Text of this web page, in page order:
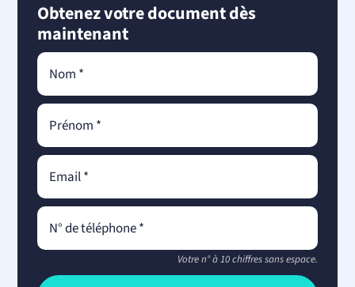
Obtenez votre document dès
maintenant
Votre n° à 10 chiffres sans espace.